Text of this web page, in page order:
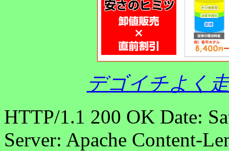
デゴイチよく
HTTP/1.1 200 OK Date:
Server: Apache Content-